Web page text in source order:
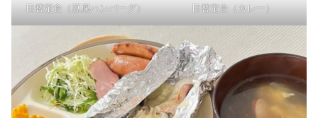
日替定食（豆腐ハンバーグ） 日替定食（カレー）